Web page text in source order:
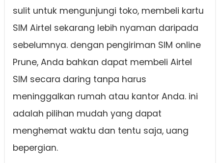
sulit untuk mengunjungi toko, membeli kartu
SIM Airtel sekarang lebih nyaman daripada
sebelumnya. dengan pengiriman SIM online
Prune, Anda bahkan dapat membeli Airtel
SIM secara daring tanpa harus
meninggalkan rumah atau kantor Anda. ini
adalah pilihan mudah yang dapat
menghemat waktu dan tentu saja, uang
bepergian.